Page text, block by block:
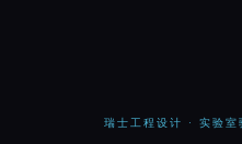
瑞士工程设计 · 实验室